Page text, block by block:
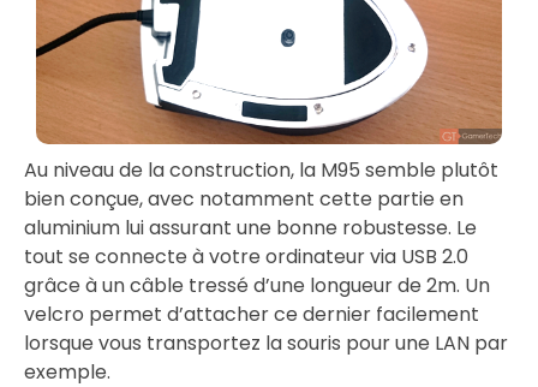
Au niveau de la construction, la M95 semble plutôt
bien conçue, avec notamment cette partie en
aluminium lui assurant une bonne robustesse. Le
tout se connecte à votre ordinateur via USB 2.0
grâce à un câble tressé d’une longueur de 2m. Un
velcro permet d’attacher ce dernier facilement
lorsque vous transportez la souris pour une LAN par
exemple.